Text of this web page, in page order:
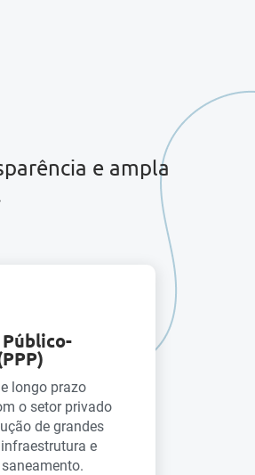
e ampla
longo prazo
o setor privado
de grandes
e